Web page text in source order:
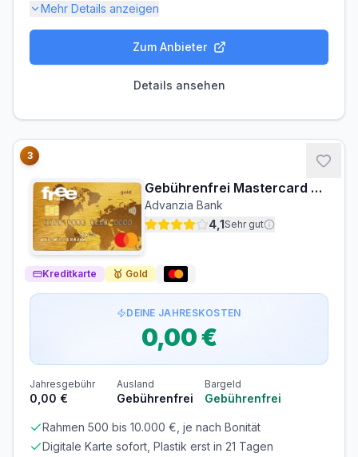
Frist beachten! Bei verspäteter Zahlung fallen
Mehr Details anzeigen
Kostenlos
Zinsen & Kredit
ZINSFREIE ZEIT
44 Tage
MINDESTTILGUNG
5%
Wechselkurs
KURSQUELLE
Visa/Mastercard-Referenzkurs (marktüblich)
Voraussetzungen
MINDESTEINKOMMEN
SCHUFA-ABFRAGE
Erforderlich
GIROKONTO
Nicht erforderlich
Abrechnung & Zahlung
Zum Anbieter
Details ansehen
Gebührenfrei Mastercard Gold
Advanzia Bank
4,1Sehr gut
Kreditkarte 🥇 Gold
3
DEINE JAHRESKOSTEN
0,00 €
Jahresgebühr
0,00 €
Ausland
Gebührenfrei
Bargeld
Gebührenfrei
Rahmen 500 bis 10.000 €, je nach Bonität
Digitale Karte sofort, Plastik erst in 21 Tagen